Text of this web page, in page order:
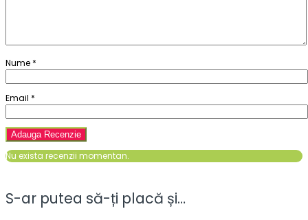
Nume *
Email *
Nu exista recenzii momentan.
S-ar putea să-ți placă și…